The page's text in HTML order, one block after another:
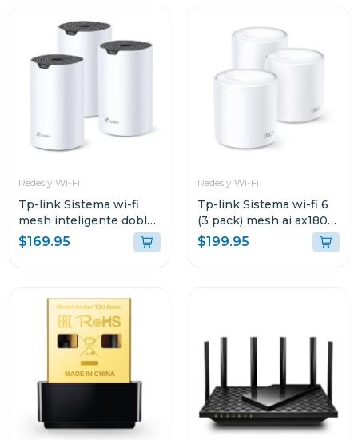
Redes y Wi-Fi
Tp-link Sistema wi-fi
mesh inteligente doble
banda a1900 3 pack
$169.95
Redes y Wi-Fi
Tp-link Sistema wi-fi 6
(3 pack) mesh ai ax1800
3 pack decox20
$199.95